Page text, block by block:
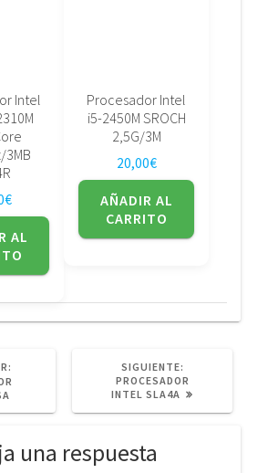
Intel
3MB
€
AL
Procesador Intel
i5-2450M SROCH
2,5G/3M
20,00€
AÑADIR AL
CARRITO
ANTERIOR:
SIGUIENTE:
POST:
PROCESADOR
INTEL SLA4A
una respuesta